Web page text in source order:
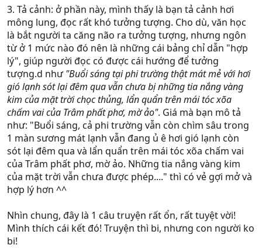
3. Tả cảnh: ở phần này, mình thấy là bạn tả cảnh hơi
mông lung, đọc rất khó tưởng tượng. Cho dù, văn học
là bắt người ta căng não ra tưởng tượng, nhưng ngôn
từ ở 1 mức nào đó nên là những cái bảng chỉ dẫn "hợp
lý", giúp người đọc có được cái hướng để tưởng
tượng.d như"Buổi sáng tại phi trường thật mát mẻ với hơi
gió lạnh sót lại đêm qua vẫn chưa bị những tia nắng vàng
kim của mặt trời chọc thủng, lẩn quẩn trên mái tóc xõa
chấm vai của Trâm phất phơ, mờ ảo". Giá mà bạn mô tả
như: "Buổi sáng, cả phi trường vẫn còn chìm sâu trong
1 màn sương mát lạnh vẫn đang ủ ê hơi gió lạnh còn
sót lại đêm qua và lẩn quẩn trên mái tóc xõa chấm vai
của Trâm phất phơ, mờ ảo. Những tia nắng vàng kim
của mặt trời vẫn chưa được phép...." thì có vẻ gợi mở và
hợp lý hơn ^^
Nhìn chung, đây là 1 câu truyện rất ổn, rất tuyệt vời!
Mình thích cái kết đó! Truyện thì bi, nhưng con người ko
bi!